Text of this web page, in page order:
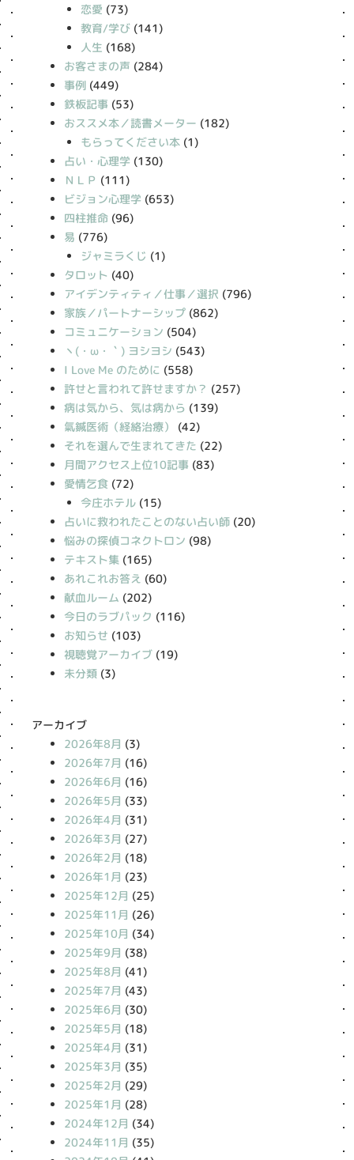
恋愛 (73)
教育/学び(141)
人生 (168)
お客さまの声 (284)
事例 (449)
鉄板記事 (53)
おススメ本／読書メーター (182)
もらってください本(1)
占い・心理学 (130)
ＮＬＰ (111)
ビジョン心理学 (653)
四柱推命 (96)
易 (776)
ジャミラくじ (1)
タロット (40)
アイデンティティ／仕事／選択 (796)
家族／パートナーシップ (862)
コミュニケーション (504)
丶(・ω・｀) ヨシヨシ (543)
I Love Me のために (558)
許せと言われて許せますか？ (257)
病は気から、気は病から (139)
氣鍼医術（経絡治療）
(42)
それを選んで生まれてきた (22)
月間アクセス上位10記事 (83)
愛情乞食 (72)
今庄ホテル(15)
占いに救われたことのない占い師 (20)
悩みの探偵コネクトロン (98)
テキスト集 (165)
あれこれお答え (60)
献血ルーム (202)
今日のラブパック (116)
お知らせ (103)
視聴覚アーカイブ (19)
未分類 (3)
アーカイブ
2026年8月 (3)
2026年7月 (16)
2026年6月 (16)
2026年5月 (33)
2026年4月 (31)
2026年3月 (27)
2026年2月 (18)
2026年1月 (23)
2025年12月 (25)
2025年11月 (26)
2025年10月 (34)
2025年9月 (38)
2025年8月 (41)
2025年7月 (43)
2025年6月 (30)
2025年5月 (18)
2025年4月 (31)
2025年3月 (35)
2025年2月 (29)
2025年1月 (28)
2024年12月 (34)
2024年11月 (35)